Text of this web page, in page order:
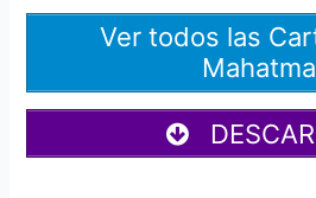
Ver todos las